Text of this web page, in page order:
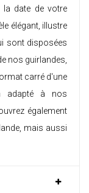
la date de votre
élégant, illustre
sont disposées
nos guirlandes,
carré d'une
adapté à nos
également
, mais aussi